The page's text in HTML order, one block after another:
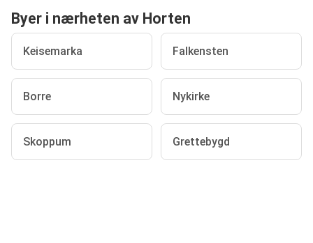
Byer i nærheten av Horten
Keisemarka Falkensten
Borre Nykirke
Skoppum Grettebygd